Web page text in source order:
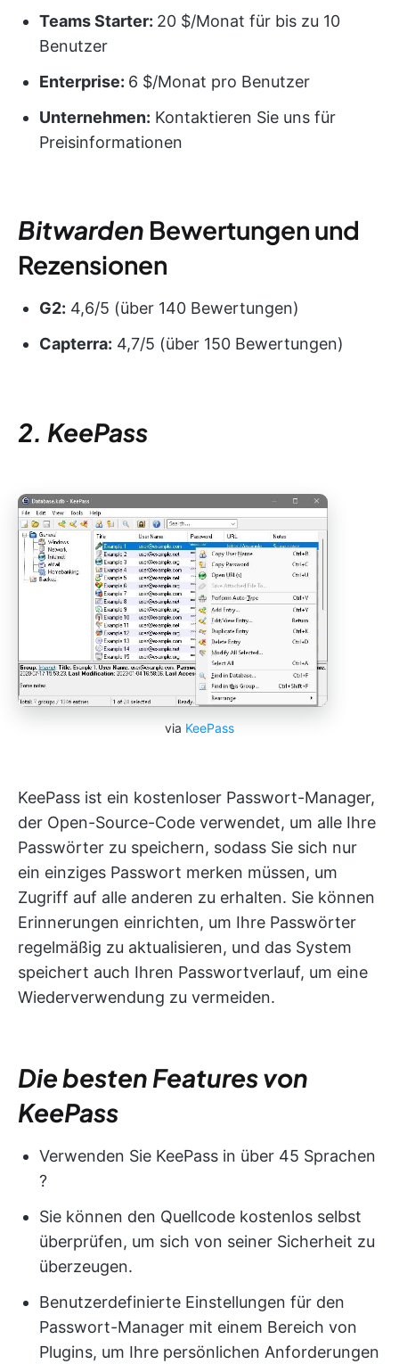
Teams Starter: 20 $/Monat für bis zu 10
Benutzer
Enterprise: 6 $/Monat pro Benutzer
Unternehmen: Kontaktieren Sie uns für
Preisinformationen
Bitwarden Bewertungen und
Rezensionen
G2: 4,6/5 (über 140 Bewertungen)
Capterra: 4,7/5 (über 150 Bewertungen)
2. KeePass
via KeePass
KeePass ist ein kostenloser Passwort-Manager,
der Open-Source-Code verwendet, um alle Ihre
Passwörter zu speichern, sodass Sie sich nur
ein einziges Passwort merken müssen, um
Zugriff auf alle anderen zu erhalten. Sie können
Erinnerungen einrichten, um Ihre Passwörter
regelmäßig zu aktualisieren, und das System
speichert auch Ihren Passwortverlauf, um eine
Wiederverwendung zu vermeiden.
Die besten Features von
KeePass
Verwenden Sie KeePass in über 45 Sprachen
?
Sie können den Quellcode kostenlos selbst
überprüfen, um sich von seiner Sicherheit zu
überzeugen.
Benutzerdefinierte Einstellungen für den
Passwort-Manager mit einem Bereich von
Plugins, um Ihre persönlichen Anforderungen